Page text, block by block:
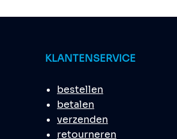
KLANTENSERVICE
bestellen
betalen
verzenden
retourneren